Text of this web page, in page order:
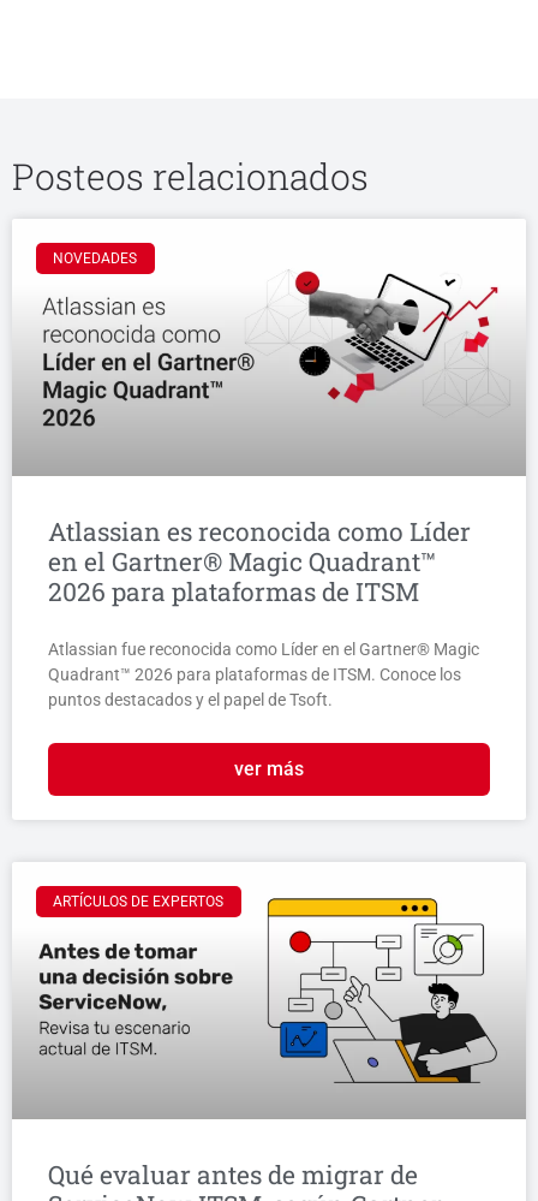
Posteos relacionados
NOVEDADES
Atlassian es reconocida como Líder
en el Gartner® Magic Quadrant™
2026 para plataformas de ITSM
Atlassian fue reconocida como Líder en el Gartner® Magic
Quadrant™ 2026 para plataformas de ITSM. Conoce los
puntos destacados y el papel de Tsoft.
ver más
ARTÍCULOS DE EXPERTOS
Qué evaluar antes de migrar de